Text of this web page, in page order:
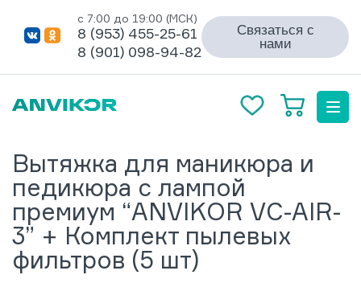
с 7:00 до 19:00 (МСК)
8 (953) 455-25-61
8 (901) 098-94-82
Связаться с
нами
Вытяжка для маникюра и
педикюра с лампой
премиум “ANVIKOR VC-AIR-
3” + Комплект пылевых
фильтров (5 шт)